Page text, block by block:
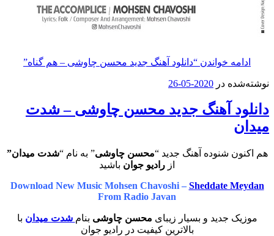
خواندن“دانلود آهنگ جدید محسن چاوشی – هم گناه”
در 2020-05-26
آهنگ جدید محسن چاوشی – شدت
شنوده آهنگ جدید “محسن چاوشی” به نام “شدت میدان”
رادیو جوان باشید
Download New Music Mohsen Chavoshi –Sheddate
From Radio Javan
جدید و بسیار زیبایمحسن چاوشیبنامشدت میدانبا
بالاترین کیفیت در رادیو جوان